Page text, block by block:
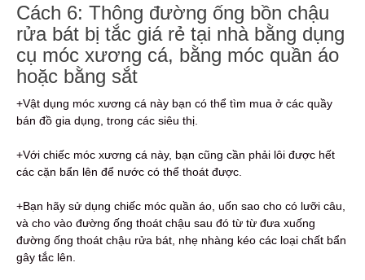
Cách 6: Thông đường ống bồn chậu
rửa bát bị tắc giá rẻ tại nhà bằng dụng
cụ móc xương cá, bằng móc quần áo
hoặc bằng sắt
+Vật dụng móc xương cá này bạn có thể tìm mua ở các quầy
bán đồ gia dụng, trong các siêu thị.
+Với chiếc móc xương cá này, bạn cũng cần phải lôi được hết
các cặn bẩn lên để nước có thể thoát được.
+Bạn hãy sử dụng chiếc móc quần áo, uốn sao cho có lưỡi câu,
và cho vào đường ống thoát chậu sau đó từ từ đưa xuống
đường ống thoát chậu rửa bát, nhẹ nhàng kéo các loại chất bẩn
gây tắc lên.